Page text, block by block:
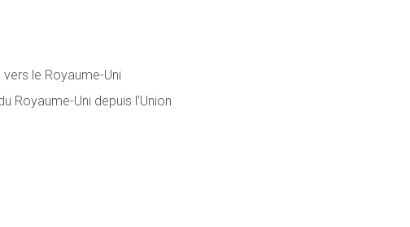
le Royaume-Uni
Royaume-Uni depuis l’Union